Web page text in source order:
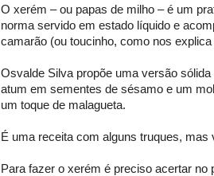
O xerém – ou papas de milho – é um
norma servido em estado líquido e
camarão (ou toucinho, como nos
Osvalde Silva propõe uma versão
atum em sementes de sésamo e um
um toque de malagueta.
É uma receita com alguns truques, mas
Para fazer o xerém é preciso acertar no